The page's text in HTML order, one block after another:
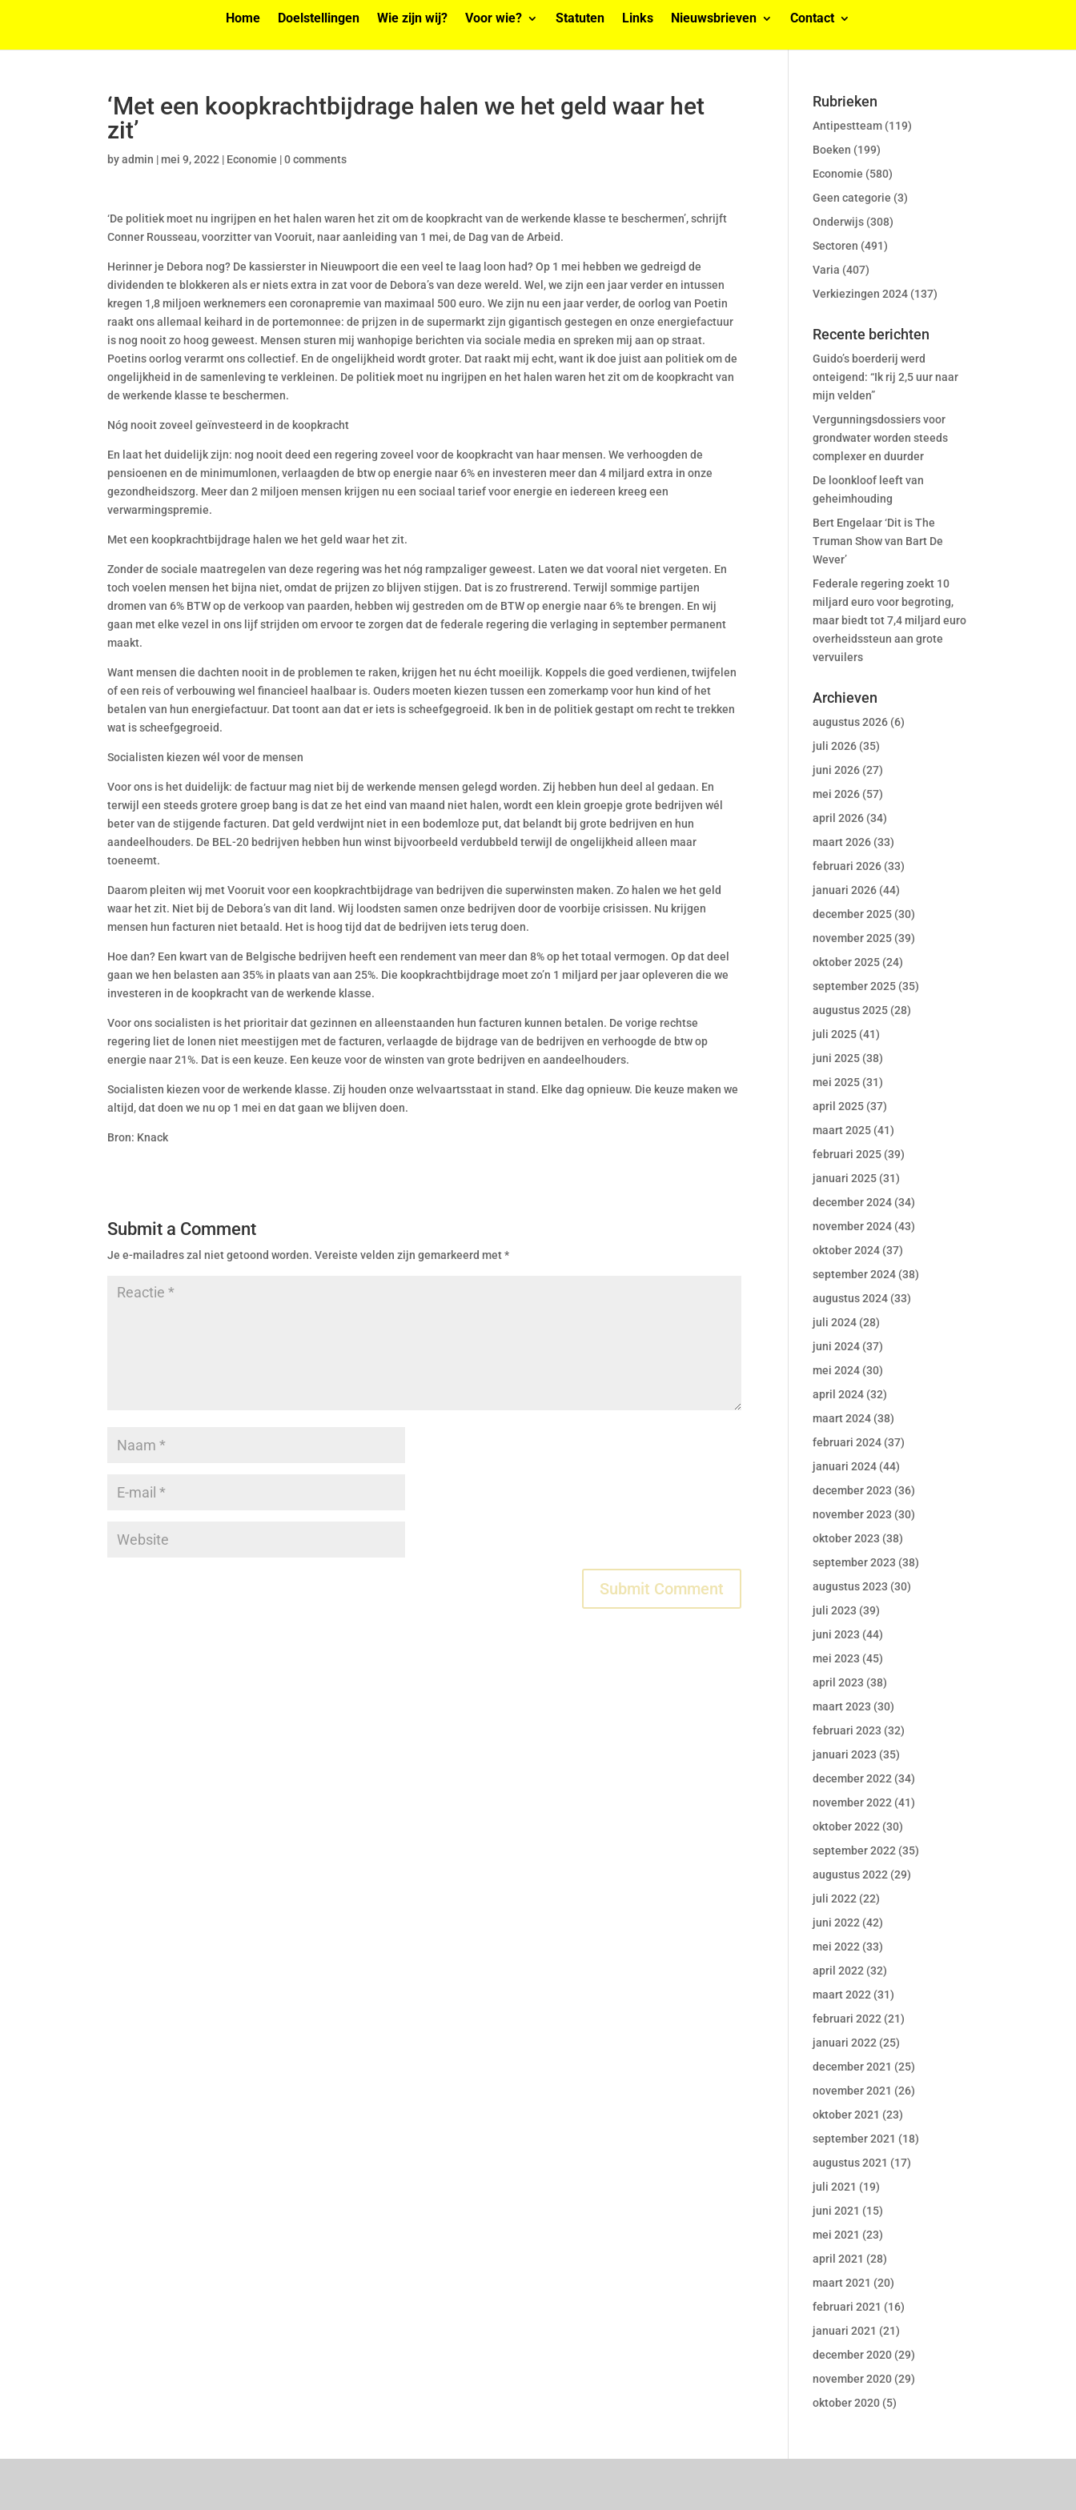
Home Doelstellingen Wie zijn wij? Voor wie? Statuten Links Nieuwsbrieven Contact
‘Met een koopkrachtbijdrage halen we het geld waar het
zit’
byadmin |mei 9, 2022 | Economie |0 comments
‘De politiek moet nu ingrijpen en het halen waren het zit om de koopkracht van de werkende klasse te beschermen’, schrijft
Conner Rousseau, voorzitter van Vooruit, naar aanleiding van 1 mei, de Dag van de Arbeid.
Herinner je Debora nog? De kassierster in Nieuwpoort die een veel te laag loon had? Op 1 mei hebben we gedreigd de
dividenden te blokkeren als er niets extra in zat voor de Debora’s van deze wereld. Wel, we zijn een jaar verder en intussen
kregen 1,8 miljoen werknemers een coronapremie van maximaal 500 euro. We zijn nu een jaar verder, de oorlog van Poetin
raakt ons allemaal keihard in de portemonnee: de prijzen in de supermarkt zijn gigantisch gestegen en onze energiefactuur
is nog nooit zo hoog geweest. Mensen sturen mij wanhopige berichten via sociale media en spreken mij aan op straat.
Poetins oorlog verarmt ons collectief. En de ongelijkheid wordt groter. Dat raakt mij echt, want ik doe juist aan politiek om de
ongelijkheid in de samenleving te verkleinen. De politiek moet nu ingrijpen en het halen waren het zit om de koopkracht van
de werkende klasse te beschermen.
Nóg nooit zoveel geïnvesteerd in de koopkracht
En laat het duidelijk zijn: nog nooit deed een regering zoveel voor de koopkracht van haar mensen. We verhoogden de
pensioenen en de minimumlonen, verlaagden de btw op energie naar 6% en investeren meer dan 4 miljard extra in onze
gezondheidszorg. Meer dan 2 miljoen mensen krijgen nu een sociaal tarief voor energie en iedereen kreeg een
verwarmingspremie.
Met een koopkrachtbijdrage halen we het geld waar het zit.
Zonder de sociale maatregelen van deze regering was het nóg rampzaliger geweest. Laten we dat vooral niet vergeten. En
toch voelen mensen het bijna niet, omdat de prijzen zo blijven stijgen. Dat is zo frustrerend. Terwijl sommige partijen
dromen van 6% BTW op de verkoop van paarden, hebben wij gestreden om de BTW op energie naar 6% te brengen. En wij
gaan met elke vezel in ons lijf strijden om ervoor te zorgen dat de federale regering die verlaging in september permanent
maakt.
Want mensen die dachten nooit in de problemen te raken, krijgen het nu écht moeilijk. Koppels die goed verdienen, twijfelen
of een reis of verbouwing wel financieel haalbaar is. Ouders moeten kiezen tussen een zomerkamp voor hun kind of het
betalen van hun energiefactuur. Dat toont aan dat er iets is scheefgegroeid. Ik ben in de politiek gestapt om recht te trekken
wat is scheefgegroeid.
Socialisten kiezen wél voor de mensen
Voor ons is het duidelijk: de factuur mag niet bij de werkende mensen gelegd worden. Zij hebben hun deel al gedaan. En
terwijl een steeds grotere groep bang is dat ze het eind van maand niet halen, wordt een klein groepje grote bedrijven wél
beter van de stijgende facturen. Dat geld verdwijnt niet in een bodemloze put, dat belandt bij grote bedrijven en hun
aandeelhouders. De BEL-20 bedrijven hebben hun winst bijvoorbeeld verdubbeld terwijl de ongelijkheid alleen maar
toeneemt.
Daarom pleiten wij met Vooruit voor een koopkrachtbijdrage van bedrijven die superwinsten maken. Zo halen we het geld
waar het zit. Niet bij de Debora’s van dit land. Wij loodsten samen onze bedrijven door de voorbije crisissen. Nu krijgen
mensen hun facturen niet betaald. Het is hoog tijd dat de bedrijven iets terug doen.
Hoe dan? Een kwart van de Belgische bedrijven heeft een rendement van meer dan 8% op het totaal vermogen. Op dat deel
gaan we hen belasten aan 35% in plaats van aan 25%. Die koopkrachtbijdrage moet zo’n 1 miljard per jaar opleveren die we
investeren in de koopkracht van de werkende klasse.
Voor ons socialisten is het prioritair dat gezinnen en alleenstaanden hun facturen kunnen betalen. De vorige rechtse
regering liet de lonen niet meestijgen met de facturen, verlaagde de bijdrage van de bedrijven en verhoogde de btw op
energie naar 21%. Dat is een keuze. Een keuze voor de winsten van grote bedrijven en aandeelhouders.
Socialisten kiezen voor de werkende klasse. Zij houden onze welvaartsstaat in stand. Elke dag opnieuw. Die keuze maken we
altijd, dat doen we nu op 1 mei en dat gaan we blijven doen.
Bron: Knack
Submit a Comment
Je e-mailadres zal niet getoond worden. Vereiste velden zijn gemarkeerd met*
Rubrieken
Antipestteam (119)
Boeken (199)
Economie (580)
Geen categorie (3)
Onderwijs (308)
Sectoren (491)
Varia (407)
Verkiezingen 2024 (137)
Recente berichten
Guido’s boerderij werd
onteigend: “Ik rij 2,5 uur naar
mijn velden”
Vergunningsdossiers voor
grondwater worden steeds
complexer en duurder
De loonkloof leeft van
geheimhouding
Bert Engelaar ‘Dit is The
Truman Show van Bart De
Wever’
Federale regering zoekt 10
miljard euro voor begroting,
maar biedt tot 7,4 miljard euro
overheidssteun aan grote
vervuilers
Archieven
augustus 2026 (6)
juli 2026 (35)
juni 2026 (27)
mei 2026 (57)
april 2026 (34)
maart 2026 (33)
februari 2026 (33)
januari 2026 (44)
december 2025 (30)
november 2025 (39)
oktober 2025 (24)
september 2025 (35)
augustus 2025 (28)
juli 2025 (41)
juni 2025 (38)
mei 2025 (31)
april 2025 (37)
maart 2025 (41)
februari 2025 (39)
januari 2025 (31)
december 2024 (34)
november 2024 (43)
oktober 2024 (37)
september 2024 (38)
augustus 2024 (33)
juli 2024 (28)
juni 2024 (37)
mei 2024 (30)
april 2024 (32)
maart 2024 (38)
februari 2024 (37)
januari 2024 (44)
december 2023 (36)
november 2023 (30)
oktober 2023 (38)
september 2023 (38)
augustus 2023 (30)
juli 2023 (39)
juni 2023 (44)
mei 2023 (45)
april 2023 (38)
maart 2023 (30)
februari 2023 (32)
januari 2023 (35)
december 2022 (34)
november 2022 (41)
oktober 2022 (30)
september 2022 (35)
augustus 2022 (29)
juli 2022 (22)
juni 2022 (42)
mei 2022 (33)
april 2022 (32)
maart 2022 (31)
februari 2022 (21)
januari 2022 (25)
december 2021 (25)
november 2021 (26)
oktober 2021 (23)
september 2021 (18)
augustus 2021 (17)
juli 2021 (19)
juni 2021 (15)
mei 2021 (23)
april 2021 (28)
maart 2021 (20)
februari 2021 (16)
januari 2021 (21)
december 2020 (29)
november 2020 (29)
oktober 2020 (5)